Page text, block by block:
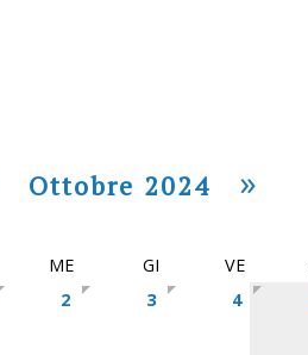
Ottobre 2024 »
ME GI VE
2 3 4